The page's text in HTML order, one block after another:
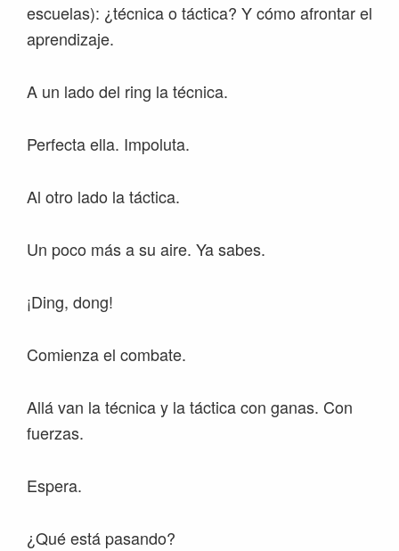
escuelas): ¿técnica o táctica? Y cómo afrontar el
aprendizaje.
A un lado del ring la técnica.
Perfecta ella. Impoluta.
Al otro lado la táctica.
Un poco más a su aire. Ya sabes.
¡Ding, dong!
Comienza el combate.
Allá van la técnica y la táctica con ganas. Con
fuerzas.
Espera.
¿Qué está pasando?